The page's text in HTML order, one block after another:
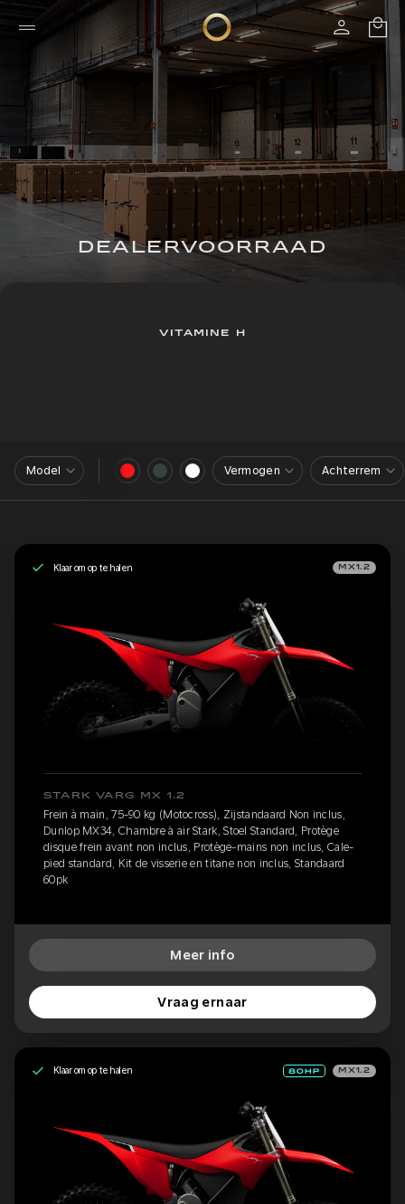
DEALERVOORRAAD
VITAMINE H
Model Vermogen Achterrem
Klaar om op te halen MX1.2
STARK VARG MX 1.2
Frein à main, 75-90 kg (Motocross), Zijstandaard Non inclus,
Dunlop MX34, Chambre à air Stark, Stoel Standard, Protège
disque frein avant non inclus, Protège-mains non inclus, Cale-
pied standard, Kit de visserie en titane non inclus, Standaard
60pk
Meer info
Vraag ernaar
Klaar om op te halen MX1.2